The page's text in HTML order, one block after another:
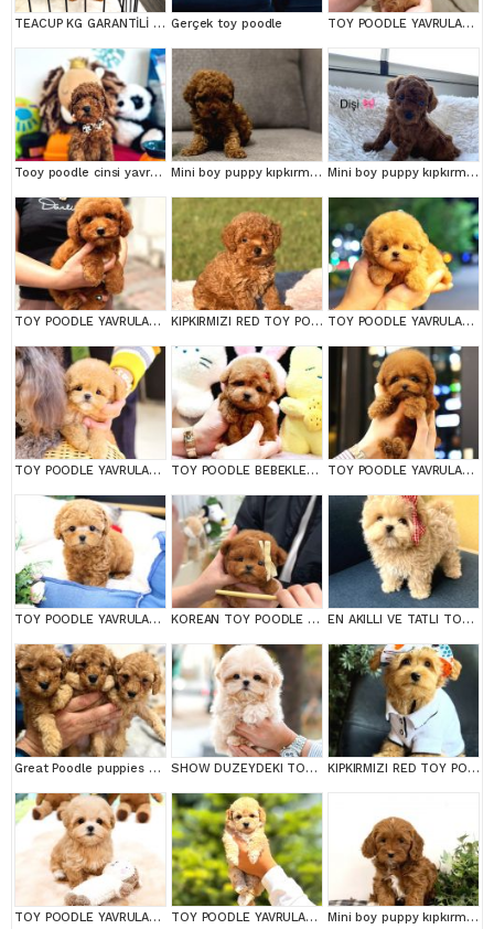
TEACUP KG GARANTİLİ YAVRULAR Gerçek toy poodle TOY POODLE YAVRULARIM
Tooy poodle cinsi yavrular DİŞİ erkek mevcuttur Mini boy puppy kıpkırmızı ev üretimi TOOY POODLE Mini boy puppy kıpkırmızı ev üretimi TOOY POODLE
TOY POODLE YAVRULARIM KIPKIRMIZI RED TOY POODLE SEVİMLİ YAVRULAR TOY POODLE YAVRULARIM
TOY POODLE YAVRULARIM TOY POODLE BEBEKLERİM TOY POODLE YAVRULARIM
TOY POODLE YAVRULARIM KOREAN TOY POODLE YAVRULARIM EN AKILLI VE TATLI TOY POODLE BEBEKLERIMIZ
Great Poodle puppies are waiting for you! SHOW DUZEYDEKI TOY POODLE BEBEKLERIM KIPKIRMIZI RED TOY POODLE SEVİMLİ YAVRULAR
TOY POODLE YAVRULARIM TOY POODLE YAVRULARIM Mini boy puppy kıpkırmızı ev üretimi TOOY POODLE